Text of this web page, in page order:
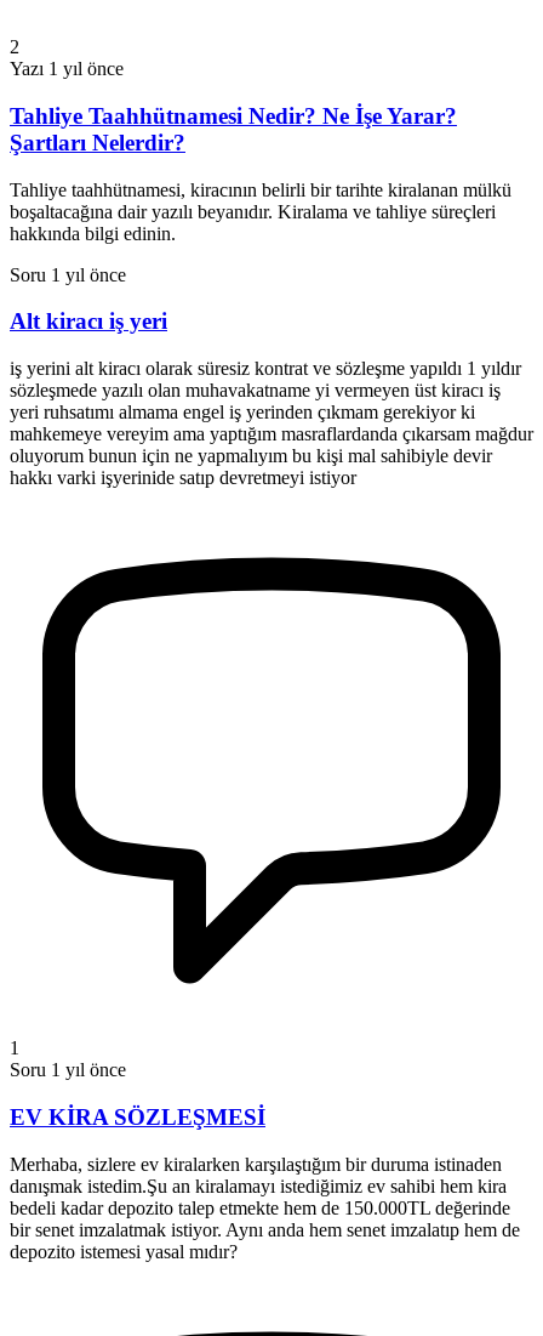
2
Yazı 1 yıl önce
Tahliye Taahhütnamesi Nedir? Ne İşe Yarar?
Şartları Nelerdir?
Tahliye taahhütnamesi, kiracının belirli bir tarihte kiralanan mülkü
boşaltacağına dair yazılı beyanıdır. Kiralama ve tahliye süreçleri
hakkında bilgi edinin.
Soru 1 yıl önce
Alt kiracı iş yeri
iş yerini alt kiracı olarak süresiz kontrat ve sözleşme yapıldı 1 yıldır
sözleşmede yazılı olan muhavakatname yi vermeyen üst kiracı iş
yeri ruhsatımı almama engel iş yerinden çıkmam gerekiyor ki
mahkemeye vereyim ama yaptığım masraflardanda çıkarsam mağdur
oluyorum bunun için ne yapmalıyım bu kişi mal sahibiyle devir
hakkı varki işyerinide satıp devretmeyi istiyor
1
Soru 1 yıl önce
EV KİRA SÖZLEŞMESİ
Merhaba, sizlere ev kiralarken karşılaştığım bir duruma istinaden
danışmak istedim.Şu an kiralamayı istediğimiz ev sahibi hem kira
bedeli kadar depozito talep etmekte hem de 150.000TL değerinde
bir senet imzalatmak istiyor. Aynı anda hem senet imzalatıp hem de
depozito istemesi yasal mıdır?